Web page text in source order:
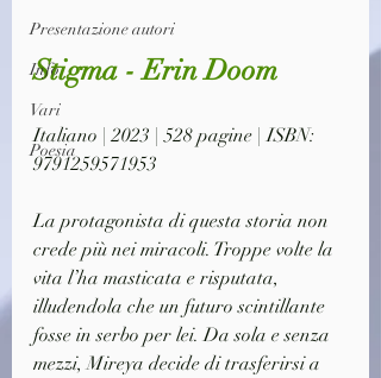
Presentazione autori
Info
Vari
Poesia
Stigma - Erin Doom
Italiano | 2023 | 528 pagine | ISBN:
9791259571953
La protagonista di questa storia non
crede più nei miracoli. Troppe volte la
vita l’ha masticata e risputata,
illudendola che un futuro scintillante
fosse in serbo per lei. Da sola e senza
mezzi, Mireya decide di trasferirsi a